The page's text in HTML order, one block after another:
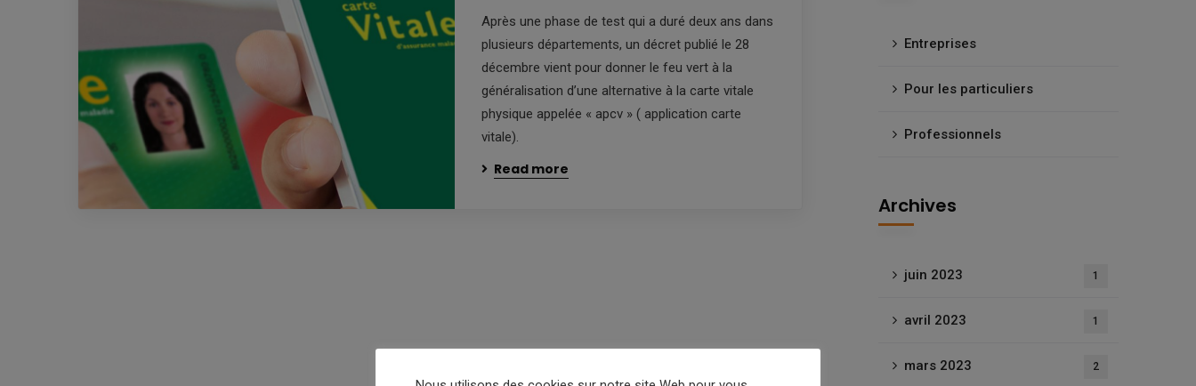
Après une phase de test qui a duré deux ans dans
plusieurs départements, un décret publié le 28
décembre vient pour donner le feu vert à la
généralisation d’une alternative à la carte vitale
physique appelée « apcv » ( application carte
vitale).
Read more
Entreprises
Pour les particuliers
Professionnels
Archives
juin 2023 1
avril 2023 1
mars 2023 2